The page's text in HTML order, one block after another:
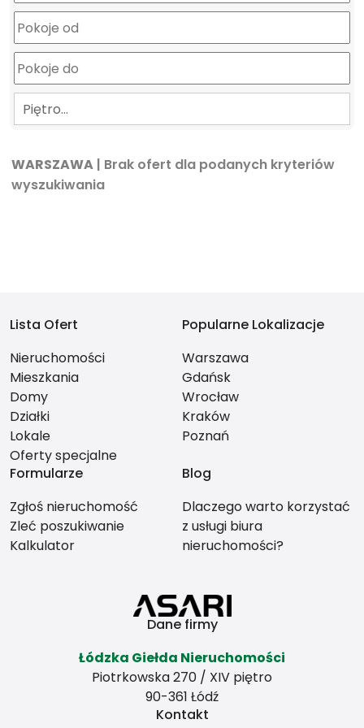
Piętro…
WARSZAWA | Brak ofert dla podanych kryteriów
wyszukiwania
Lista Ofert
Nieruchomości
Mieszkania
Domy
Działki
Lokale
Oferty specjalne
Popularne Lokalizacje
Warszawa
Gdańsk
Wrocław
Kraków
Poznań
Formularze
Zgłoś nieruchomość
Zleć poszukiwanie
Kalkulator
Blog
Dlaczego warto korzystać
z usługi biura
nieruchomości?
Dane firmy
Łódzka Giełda Nieruchomości
Piotrkowska 270 / XIV piętro
90-361 Łódź
Kontakt